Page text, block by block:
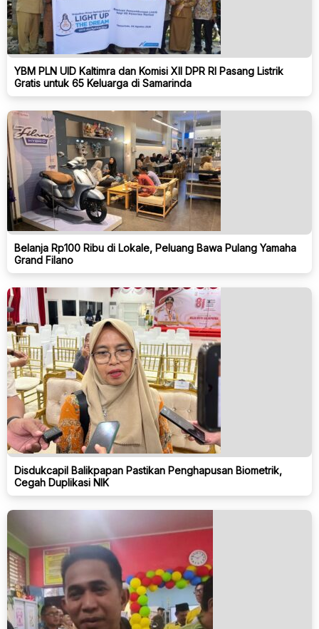
YBM PLN UID Kaltimra dan Komisi XII DPR RI Pasang Listrik
Gratis untuk 65 Keluarga di Samarinda
Belanja Rp100 Ribu di Lokale, Peluang Bawa Pulang Yamaha
Grand Filano
Disdukcapil Balikpapan Pastikan Penghapusan Biometrik,
Cegah Duplikasi NIK